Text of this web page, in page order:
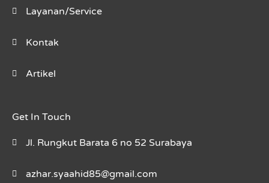
Layanan/Service
Kontak
Artikel
Get In Touch
Jl. Rungkut Barata 6 no 52 Surabaya
azhar.syaahid85@gmail.com